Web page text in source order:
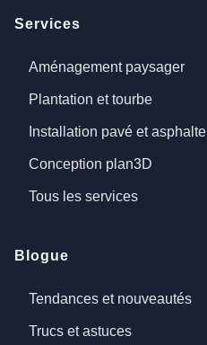
Services
Aménagement paysager
Plantation et tourbe
Installation pavé et asphalte
Conception plan3D
Tous les services
Blogue
Tendances et nouveautés
Trucs et astuces